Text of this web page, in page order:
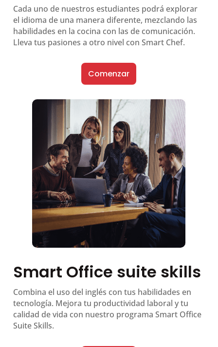
Cada uno de nuestros estudiantes podrá explorar
el idioma de una manera diferente, mezclando las
habilidades en la cocina con las de comunicación.
Lleva tus pasiones a otro nivel con Smart Chef.
Comenzar
Smart Office suite skills
Combina el uso del inglés con tus habilidades en
tecnología. Mejora tu productividad laboral y tu
calidad de vida con nuestro programa Smart Office
Suite Skills.